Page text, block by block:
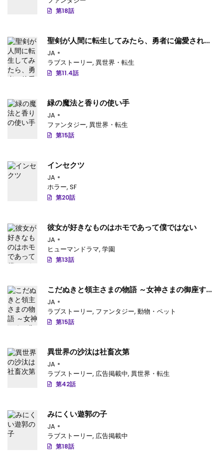
第55.2話: 第55.2話-v168
第54.4話 : 第54.4話-v166
第54.3話: 第54.3話-v165
第54.1話: 第54.1話-v163
第53.4話: 第53.4話-v162
第53.2話: 第53.2話-v160
第53.1話: 第53.1話-v159
第52.3話: 第52.3話-v2
第52.2話: 第52.2話-v157
第51.4話 : 第51.4話-v154
第51.3話 : 第51.3話-v153
第51.2話: 第51.2話-v152
第51.1話 : 第51.1話-v151
第50.4話: 第50.4話-v150
第50.3話: 第50.3話-v148
第50.1話: 第50.1話-v146
第49.4話: 第49.4話-v145
第18話
聖剣が人間に転生してみたら、勇者に偏愛されて
困っています。
JA
ラブストーリー, 異世界・転生
第11.4話
緑の魔法と香りの使い手
JA
ファンタジー, 異世界・転生
第15話
インセクツ
JA
ホラー, SF
第20話
彼女が好きなものはホモであって僕ではない
JA
ヒューマンドラマ, 学園
第13話
こだぬきと領主さまの物語 ～女神さまの御座す国
～
JA
ラブストーリー, ファンタジー, 動物・ペット
第15話
異世界の沙汰は社畜次第
JA
ラブストーリー, 広告掲載中, 異世界・転生
第42話
みにくい遊郭の子
JA
ラブストーリー, 広告掲載中
第18話